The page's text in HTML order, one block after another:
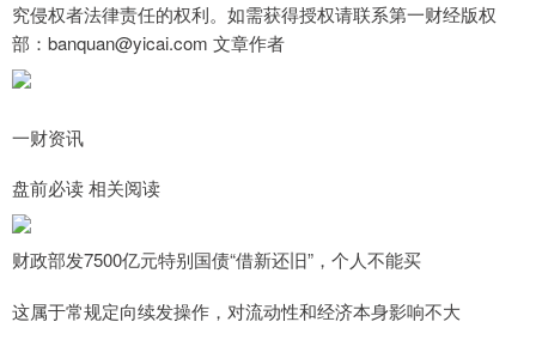
究侵权者法律责任的权利。如需获得授权请联系第一财经版权
部：banquan@yicai.com 文章作者
一财资讯
盘前必读 相关阅读
财政部发7500亿元特别国债“借新还旧”，个人不能买
这属于常规定向续发操作，对流动性和经济本身影响不大